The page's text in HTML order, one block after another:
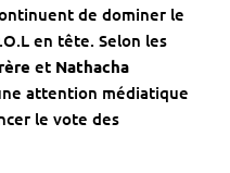
de dominer le
en tête. Selon les
et Nathacha
attention médiatique
le vote des